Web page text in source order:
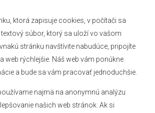
ktorá zapisuje cookies, v počítači sa
súbor, ktorý sa uloží vo vašom
stránku navštívite nabudúce, pripojíte
web rýchlejšie. Náš web vám ponúkne
a bude sa vám pracovať jednoduchšie.
najmä na anonymnú analýzu
našich web stránok. Ak si
rozhlasu